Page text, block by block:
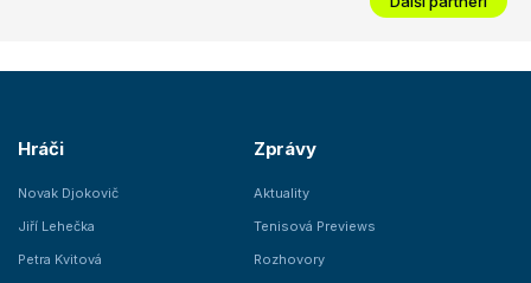
Hráči
Novak Djokovič
Jiří Lehečka
Petra Kvitová
Zprávy
Aktuality
Tenisová Previews
Rozhovory